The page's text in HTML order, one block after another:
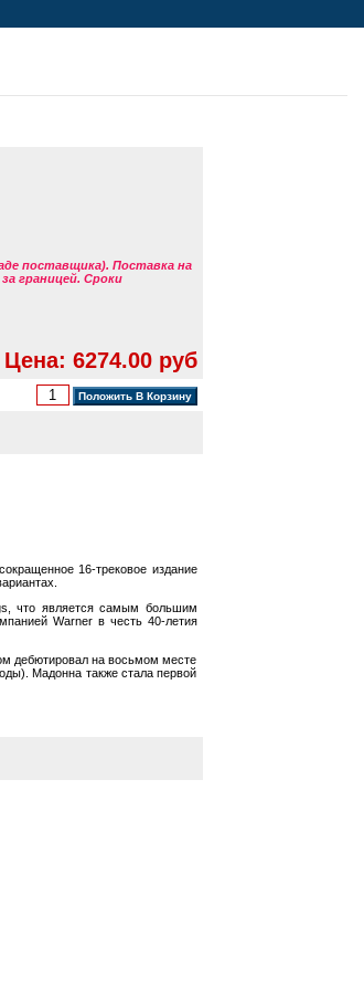
поставщика). Поставка на
границей. Сроки
Цена: 6274.00 руб
16-трековое издание
что является самым большим
Warner в честь 40-летия
дебютировал на восьмом месте
Мадонна также стала первой